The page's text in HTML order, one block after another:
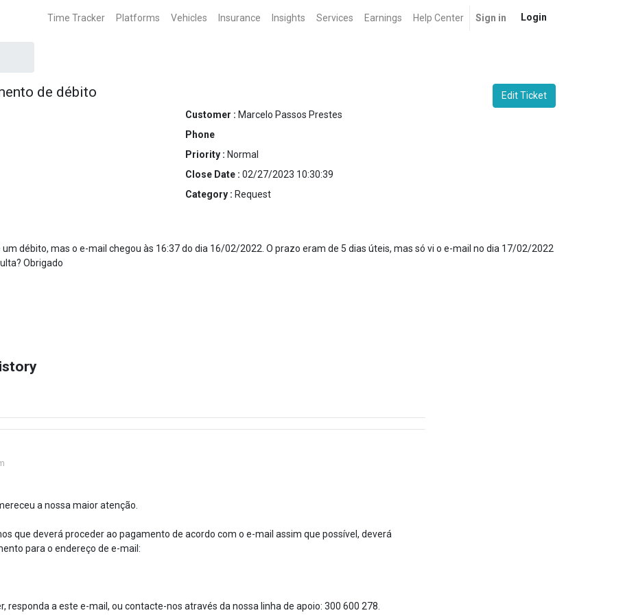
Time Tracker Platforms Vehicles Insurance Insights Services Earnings Help Center Sign in Login
de débito
Edit Ticket
Customer : Marcelo Passos Prestes
Phone
Priority : Normal
Close Date : 02/27/2023 10:30:39
Category : Request
débito, mas o e-mail chegou às 16:37 do dia 16/02/2022. O prazo eram de 5 dias úteis, mas só vi o e-mail no dia 17/02/2022
Obrigado
a nossa maior atenção.
que deverá proceder ao pagamento de acordo com o e-mail assim que possível, deverá
para o endereço de e-mail:
responda a este e-mail, ou contacte-nos através da nossa linha de apoio: 300 600 278.